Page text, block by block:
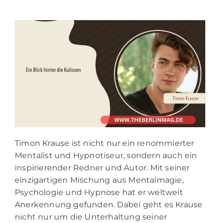
Timon Krause ist nicht nur ein renommierter
Mentalist und Hypnotiseur, sondern auch ein
inspirierender Redner und Autor. Mit seiner
einzigartigen Mischung aus Mentalmagie,
Psychologie und Hypnose hat er weltweit
Anerkennung gefunden. Dabei geht es Krause
nicht nur um die Unterhaltung seiner